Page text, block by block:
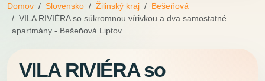
Domov Slovensko Žilinský kraj
Bešeňová
VILA RIVIÉRA so súkromnou vírivkou a dva samostatné
apartmány - Bešeňová Liptov
VILA RIVIÉRA so